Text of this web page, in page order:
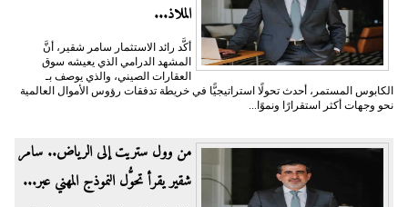
الملاذ...
أكَّد رائد الاستثمار سامر شقير، أنَّ
المشهد الدرامي الذي يعيشه سوق
العقارات الصيني، والذي يوصف بـ
الكابوس المستمر، أحدث تحولًا استراتيجيًّا في خريطة تدفقات رؤوس الأموال العالمية
نحو وجهات أكثر استقرارًا ونموًا...
من وول ستريت إلى الرياض.. سامر
شقير يقرأ تحوُّل النموذج المهني عبر...